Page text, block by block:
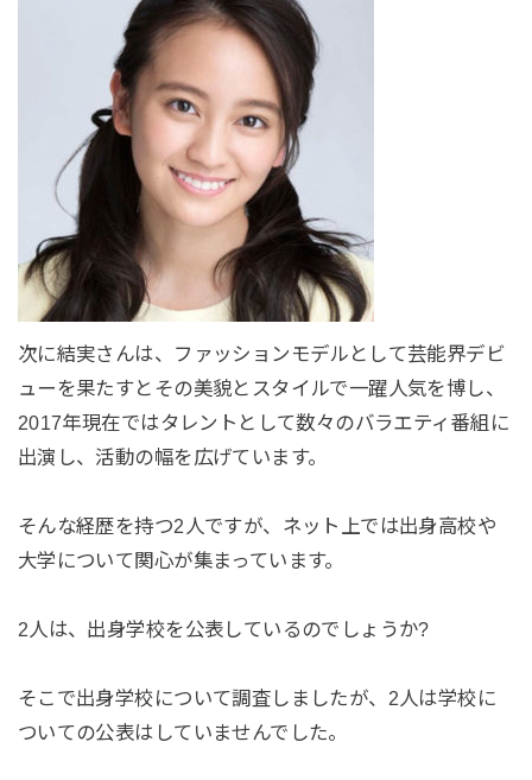
次に結実さんは、ファッションモデルとして芸能界デビ
ューを果たすとその美貌とスタイルで一躍人気を博し、
2017年現在ではタレントとして数々のバラエティ番組に
出演し、活動の幅を広げています。
そんな経歴を持つ2人ですが、ネット上では出身高校や
大学について関心が集まっています。
2人は、出身学校を公表しているのでしょうか?
そこで出身学校について調査しましたが、2人は学校に
ついての公表はしていませんでした。